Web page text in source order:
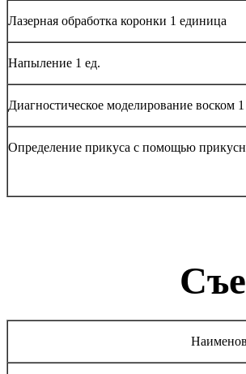
Лазерная обработка коронки 1 единица
Напыление 1 ед.
Диагностическое моделирование воском
Определение прикуса с помощью